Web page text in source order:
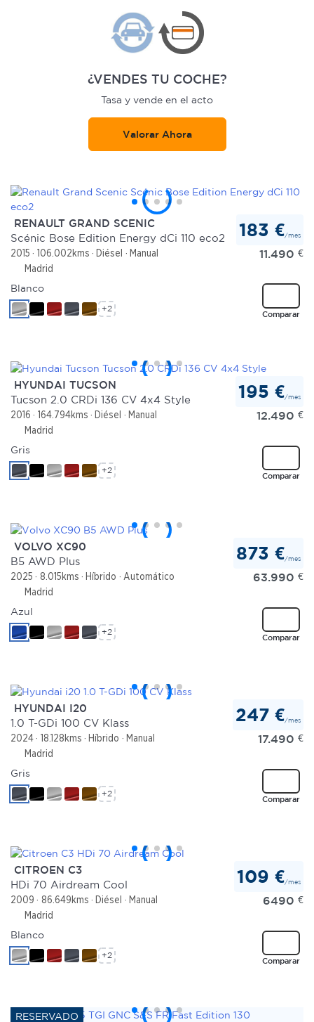
¿VENDES TU COCHE?
Tasa y vende en el acto
Valorar Ahora
RENAULT GRAND SCENIC
Scénic Bose Edition Energy dCi 110 eco2
2015 106.002kms Diésel
Manual
Madrid
183 €/mes
11.490 €
Comparar
Blanco
+2
HYUNDAI TUCSON
Tucson 2.0 CRDi 136 CV 4x4 Style
2016 164.794kms Diésel
Manual
Madrid
195 €/mes
12.490 €
Comparar
Gris
+2
VOLVO XC90
B5 AWD Plus
2025 8.015kms Híbrido
Automático
Madrid
873 €/mes
63.990 €
Comparar
Azul
+2
HYUNDAI I20
1.0 T-GDi 100 CV Klass
2024 18.128kms Híbrido
Manual
Madrid
247 €/mes
17.490 €
Comparar
Gris
+2
CITROEN C3
HDi 70 Airdream Cool
2009 86.649kms Diésel
Manual
Madrid
109 €/mes
6490 €
Comparar
Blanco
+2